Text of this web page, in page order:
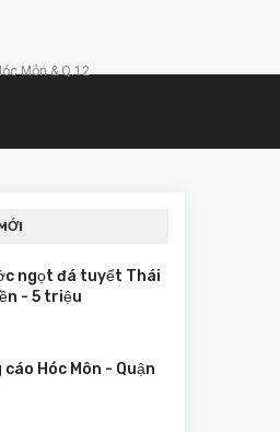
Môn & Q.12
ngọt đá tuyết Thái
- 5 triệu
Hóc Môn - Quận